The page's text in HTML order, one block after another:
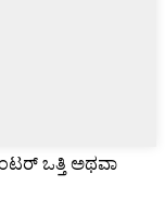
ಒತ್ತಿ ಅಥವಾ